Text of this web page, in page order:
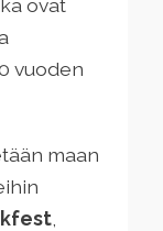
ovat
vuoden
maan